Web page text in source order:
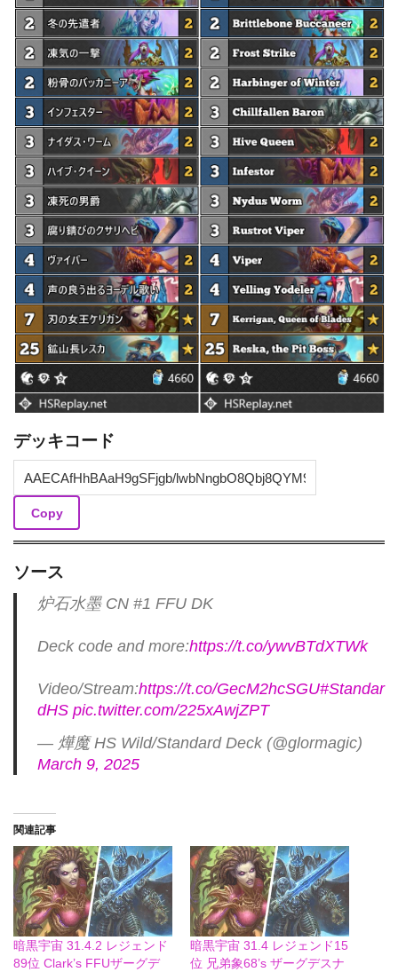
デッキコード
Copy
ソース
炉石水墨 CN #1 FFU DK
Deck code and more:https://t.co/ywvBTdXTWk
Video/Stream:https://t.co/GecM2hcSGU#Standar
dHS pic.twitter.com/225xAwjZPT
— 燁魔 HS Wild/Standard Deck (@glormagic)
March 9, 2025
関連記事
暗黒宇宙 31.4.2 レジェンド
89位 Clark’s FFUザーグデ
暗黒宇宙 31.4 レジェンド15
位 兄弟象68’s ザーグデスナ